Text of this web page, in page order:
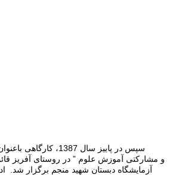
سپس در پاییز سال 1387،
و مشارکتی آموزش علوم ” در روستای آفریز
آزمایشگاه دبستان شهید منجم برگزار شد.